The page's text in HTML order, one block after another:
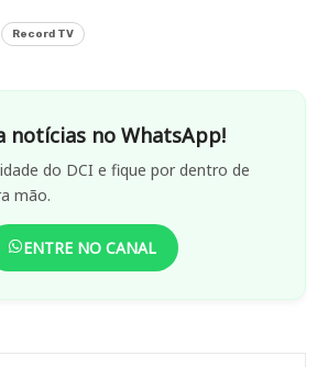
Record TV
notícias no WhatsApp!
do DCI e fique por dentro de
mão.
ENTRE NO CANAL